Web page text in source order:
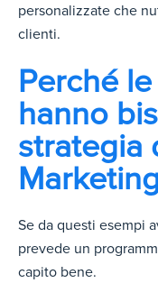
personalizzate che
clienti.
Perché
hanno
strategia
Se da questi esempi
prevede un
capito bene.